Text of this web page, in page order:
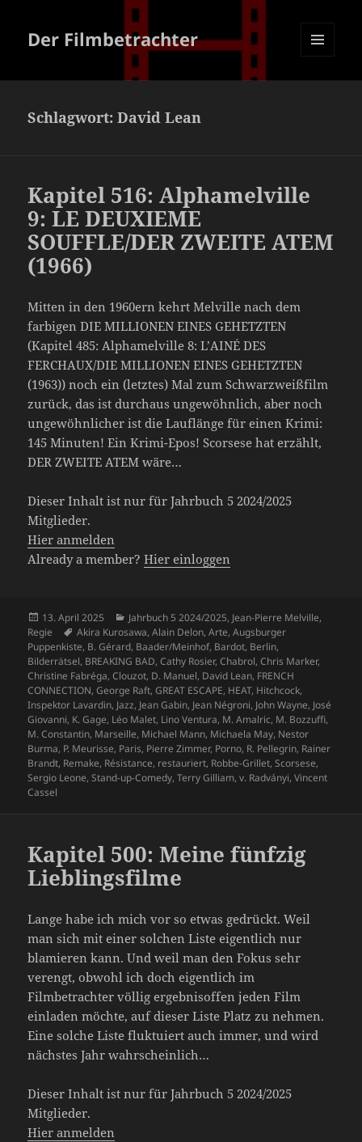
Der Filmbetrachter
Schlagwort:David Lean
Kapitel 516: Alphamelville
9: LE DEUXIEME
SOUFFLE/DER ZWEITE ATEM
(1966)
Mitten in den 1960ern kehrt Melville nach dem
farbigen DIE MILLIONEN EINES GEHETZTEN
(Kapitel 485: Alphamelville 8: L’AINÉ DES
FERCHAUX/DIE MILLIONEN EINES GEHETZTEN
(1963)) noch ein (letztes) Mal zum Schwarzweißfilm
zurück, das ist durchaus ungewöhnlich, aber noch
ungewöhnlicher ist die Lauflänge für einen Krimi:
145 Minuten! Ein Krimi-Epos! Scorsese hat erzählt,
DER ZWEITE ATEM wäre…
Dieser Inhalt ist nur für Jahrbuch 5 2024/2025
Mitglieder.
Hier anmelden
Already a member?Hier einloggen
Veröffentlicht
am
13. April 2025 Kategorien
Jahrbuch 5 2024/2025, Jean-Pierre Melville,
Regie
Schlagwörter
Akira Kurosawa,Alain Delon,Arte,Augsburger
Puppenkiste, B. Gérard, Baader/Meinhof, Bardot, Berlin,
Bilderrätsel, BREAKING BAD,Cathy Rosier,Chabrol,Chris Marker,
Christine Fabréga,Clouzot, D. Manuel, David Lean, FRENCH
CONNECTION,George Raft,GREAT ESCAPE, HEAT, Hitchcock,
Inspektor Lavardin, Jazz, Jean Gabin, Jean Négroni, John Wayne, José
Giovanni, K. Gage, Léo Malet, Lino Ventura, M. Amalric, M. Bozzuffi,
M. Constantin, Marseille, Michael Mann, Michaela May, Nestor
Burma, P. Meurisse, Paris, Pierre Zimmer, Porno, R. Pellegrin, Rainer
Brandt, Remake, Résistance, restauriert, Robbe-Grillet,Scorsese,
Sergio Leone,Stand-up-Comedy,Terry Gilliam,v. Radványi,Vincent
Cassel
Kapitel 500: Meine fünfzig
Lieblingsfilme
Lange habe ich mich vor so etwas gedrückt. Weil
man sich mit einer solchen Liste eigentlich nur
blamieren kann. Und weil man den Fokus sehr
verengt, obwohl ich doch eigentlich im
Filmbetrachter völlig ergebnisoffen jeden Film
einladen möchte, auf dieser Liste Platz zu nehmen.
Eine solche Liste fluktuiert auch immer, und wird
nächstes Jahr wahrscheinlich…
Dieser Inhalt ist nur für Jahrbuch 5 2024/2025
Mitglieder.
Hier anmelden